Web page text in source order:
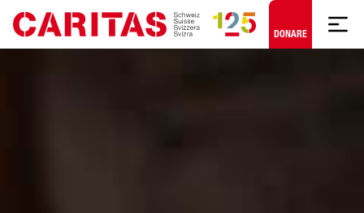
Skip to content
DONARE